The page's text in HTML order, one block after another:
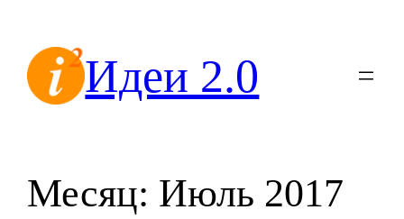
содержимомуИдеи 2.0
Месяц: Июль 2017